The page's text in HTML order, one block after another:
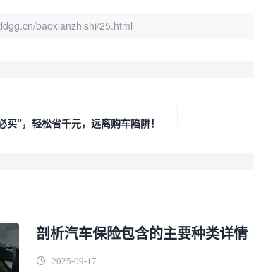
baoxianzhishi/25.html
”，轻松省千元，远离购车陷阱！
剖析汽车保险包含的主要种类详情
2025-09-17